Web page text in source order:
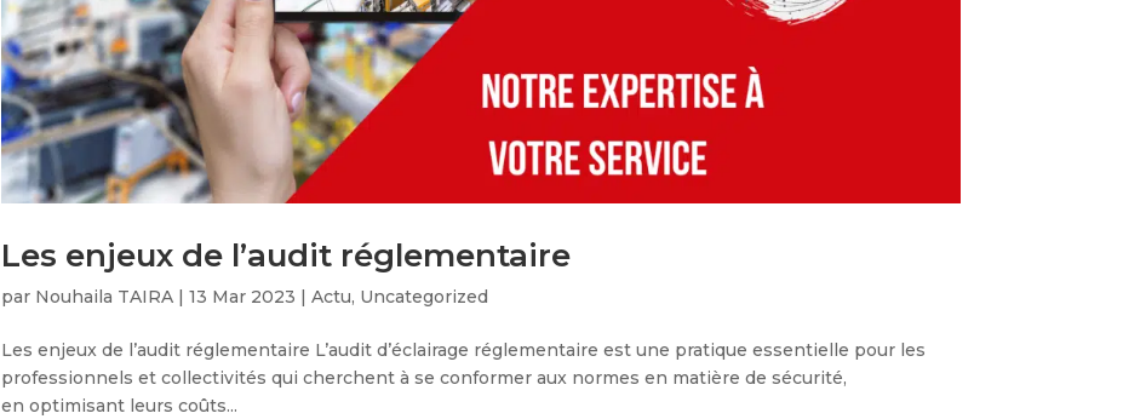
Les enjeux de l’audit réglementaire
par Nouhaila TAIRA| 13 Mar 2023 | Actu, Uncategorized
Les enjeux de l’audit réglementaire L’audit d’éclairage réglementaire est une pratique essentielle pour les
professionnels et collectivités qui cherchent à se conformer aux normes en matière de sécurité,
en optimisant leurs coûts...